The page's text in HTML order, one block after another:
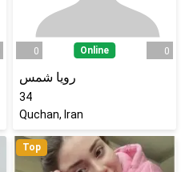
0 Online 0
رویا شمس
34
Quchan, Iran
Top